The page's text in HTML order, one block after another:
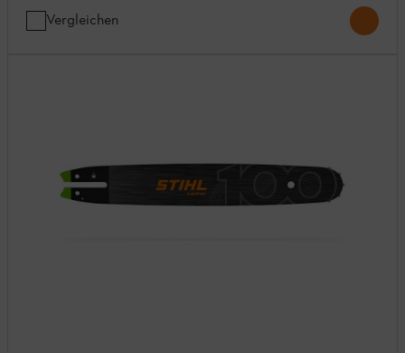
Vergleichen